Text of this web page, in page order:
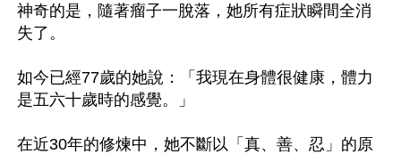
神奇的是，隨著瘤子一脫落，她所有症狀瞬間全消
失了。
如今已經77歲的她說：「我現在身體很健康，體力
是五六十歲時的感覺。」
在近30年的修煉中，她不斷以「真、善、忍」的原